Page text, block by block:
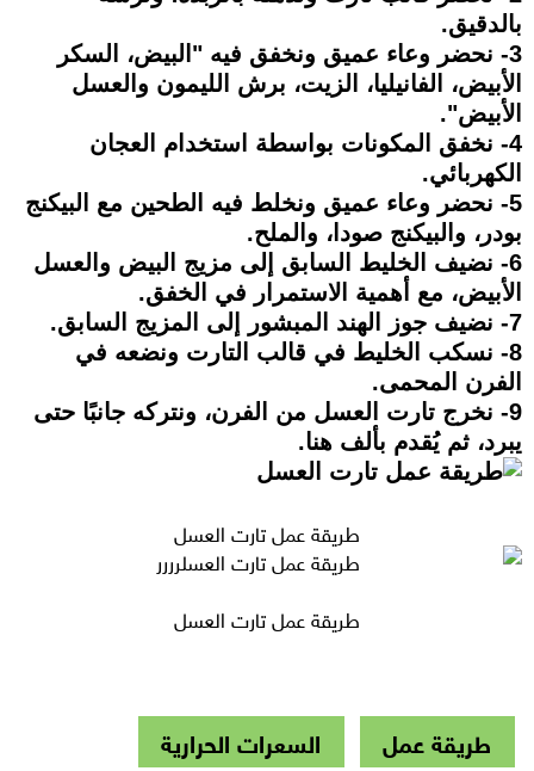
بالدقيق.
3- نحضر وعاء عميق ونخفق فيه "البيض، السكر
الأبيض، الفانيليا، الزيت، برش الليمون والعسل
الأبيض".
4- نخفق المكونات بواسطة استخدام العجان
الكهربائي.
5- نحضر وعاء عميق ونخلط فيه الطحين مع البيكنج
بودر، والبيكنج صودا، والملح.
6- نضيف الخليط السابق إلى مزيج البيض والعسل
الأبيض، مع أهمية الاستمرار في الخفق.
7- نضيف جوز الهند المبشور إلى المزيج السابق.
8- نسكب الخليط في قالب التارت ونضعه في
الفرن المحمى.
9- نخرج تارت العسل من الفرن، ونتركه جانبًا حتى
يبرد، ثم يُقدم بألف هنا.
طريقة عمل تارت العسل
طريقة عمل تارت العسل
طريقة عمل
السعرات الحرارية